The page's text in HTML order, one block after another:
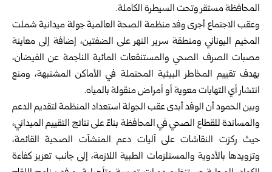
المحافظة مستقر وتحت السيطرة الكاملة‎.‎
وعقب الاجتماع أجرى وفدمنظمة الصحة العالميةجولة ‏ميدانية شملت
المخيم اليوناني ومنطقة سرير النهر على ‏الضفتين، إضافة إلى معاينة
مصبات الصرف الصحي ‏والمستنقعات المائية الناجمة عن الفيضان،
بهدف تقييم ‏المخاطر البيئية المحتملة في الأماكن المشتبهة، ومنع
‏انتشار أي التهابات معوية أو أمراض منقولة بالمياه‎.‎
وبين الحمود أن الوفد أبدى عقب الجولة استعداد المنظمة ‏لتقديم الدعم
والمساندة للقطاع الصحي في المحافظة بناءً ‏على نتائج التقييم الميداني،
حيث ركزت النقاشات على ‏آليات دعم المنشآت الصحية القائمة،
وتزويدها بالأدوية ‏والمستلزمات الطبية اللازمة، إلى جانب تعزيز كفاءة